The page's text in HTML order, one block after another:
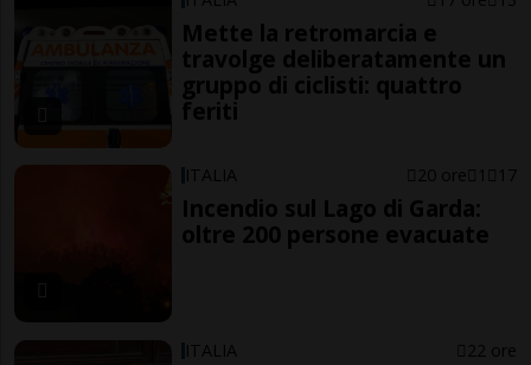
Mette la retromarcia e
travolge deliberatamente un
gruppo di ciclisti: quattro
feriti
ITALIA 20 ore 1 17
Incendio sul Lago di Garda:
oltre 200 persone evacuate
ITALIA 22 ore